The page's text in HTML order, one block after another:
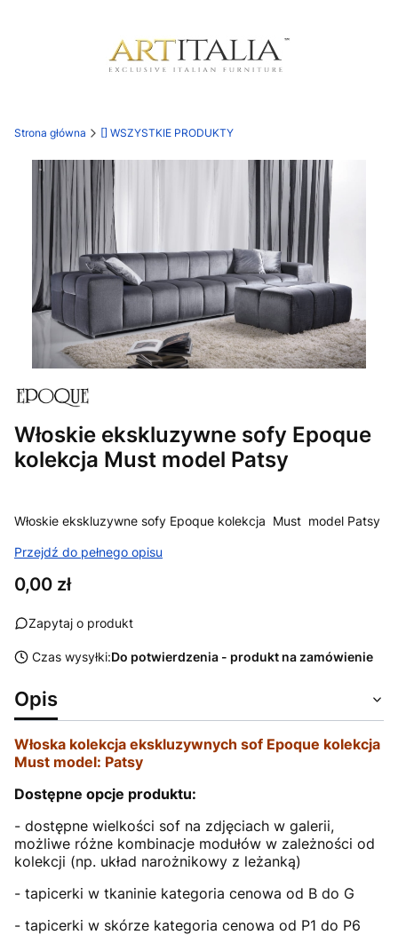
Strona główna [] WSZYSTKIE PRODUKTY
Włoskie ekskluzywne sofy Epoque
kolekcja Must model Patsy
Włoskie ekskluzywne sofy Epoque kolekcja Must model Patsy
Przejdź do pełnego opisu
Cena
0,00 zł
Zapytaj o produkt
Czas wysyłki:Do potwierdzenia - produkt na zamówienie
Opis
Włoska kolekcja ekskluzywnych sof Epoque kolekcja
Must model: Patsy
Dostępne opcje produktu:
- dostępne wielkości sof na zdjęciach w galerii,
możliwe różne kombinacje modułów w zależności od
kolekcji (np. układ narożnikowy z leżanką)
- tapicerki w tkaninie kategoria cenowa od B do G
- tapicerki w skórze kategoria cenowa od P1 do P6